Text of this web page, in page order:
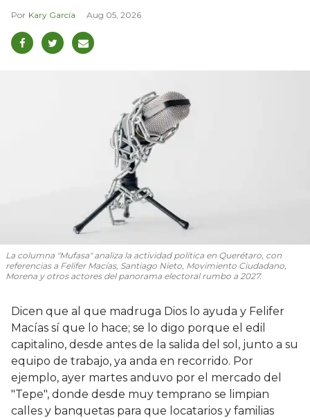
Kary García Aug 05, 2026
La columna "Mufasa" analiza la actividad política en Querétaro, con
referencias a Felifer Macías, Santiago Nieto, Movimiento Ciudadano,
Morena y otros actores del panorama electoral rumbo a 2027.
Dicen que al que madruga Dios lo ayuda y Felifer
Macías sí que lo hace; se lo digo porque el edil
capitalino, desde antes de la salida del sol, junto a su
equipo de trabajo, ya anda en recorrido. Por
ejemplo, ayer martes anduvo por el mercado del
"Tepe", donde desde muy temprano se limpian
calles y banquetas para que locatarios y familias